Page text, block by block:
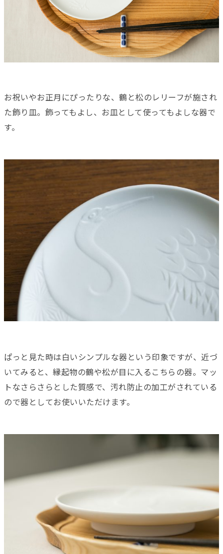
お祝いやお正月にぴったりな、鶴と松のレリーフが施され
た飾り皿。飾ってもよし、お皿として使ってもよしな器で
す。
ぱっと見た時は白いシンプルな器という印象ですが、近づ
いてみると、縁起物の鶴や松が目に入るこちらの器。マッ
トなさらさらとした質感で、汚れ防止の加工がされている
ので器としてお使いいただけます。